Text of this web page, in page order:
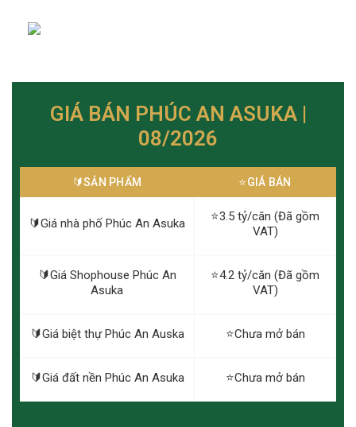
GIÁ BÁN PHÚC AN ASUKA |
08/2026
🔰️SẢN PHẨM ⭐️GIÁ BÁN
🔰️Giá nhà phố Phúc An Asuka
⭐️3.5 tỷ/căn (Đã gồm
VAT)
🔰️Giá Shophouse Phúc An
Asuka
⭐️4.2 tỷ/căn (Đã gồm
VAT)
🔰️Giá biệt thự Phúc An Auska ⭐️Chưa mở bán
🔰️Giá đất nền Phúc An Asuka ⭐️Chưa mở bán